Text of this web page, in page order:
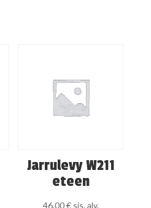
Jarrulevy W211
eteen
46,00€ sis. alv.